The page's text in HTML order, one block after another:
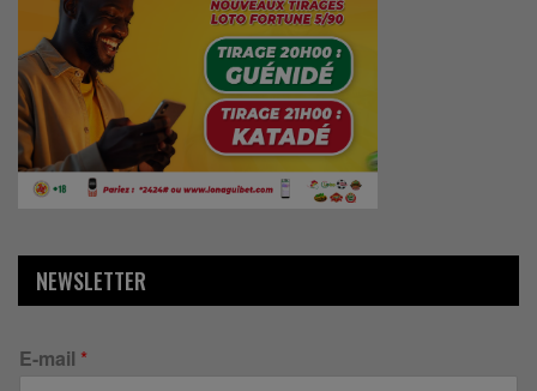
NEWSLETTER
E-mail *